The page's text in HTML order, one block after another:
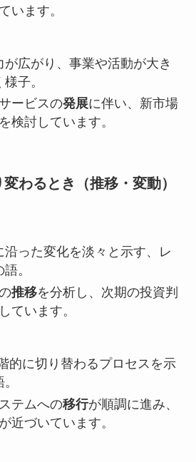
います。
が広がり、事業や活動が大き
子。
ービスの発展に伴い、新市場
検討しています。
わるとき（推移・変動）
沿った変化を淡々と示す、レ
。
推移を分析し、次期の投資判
ています。
的に切り替わるプロセスを示
テムへの移行が順調に進み、
近づいています。